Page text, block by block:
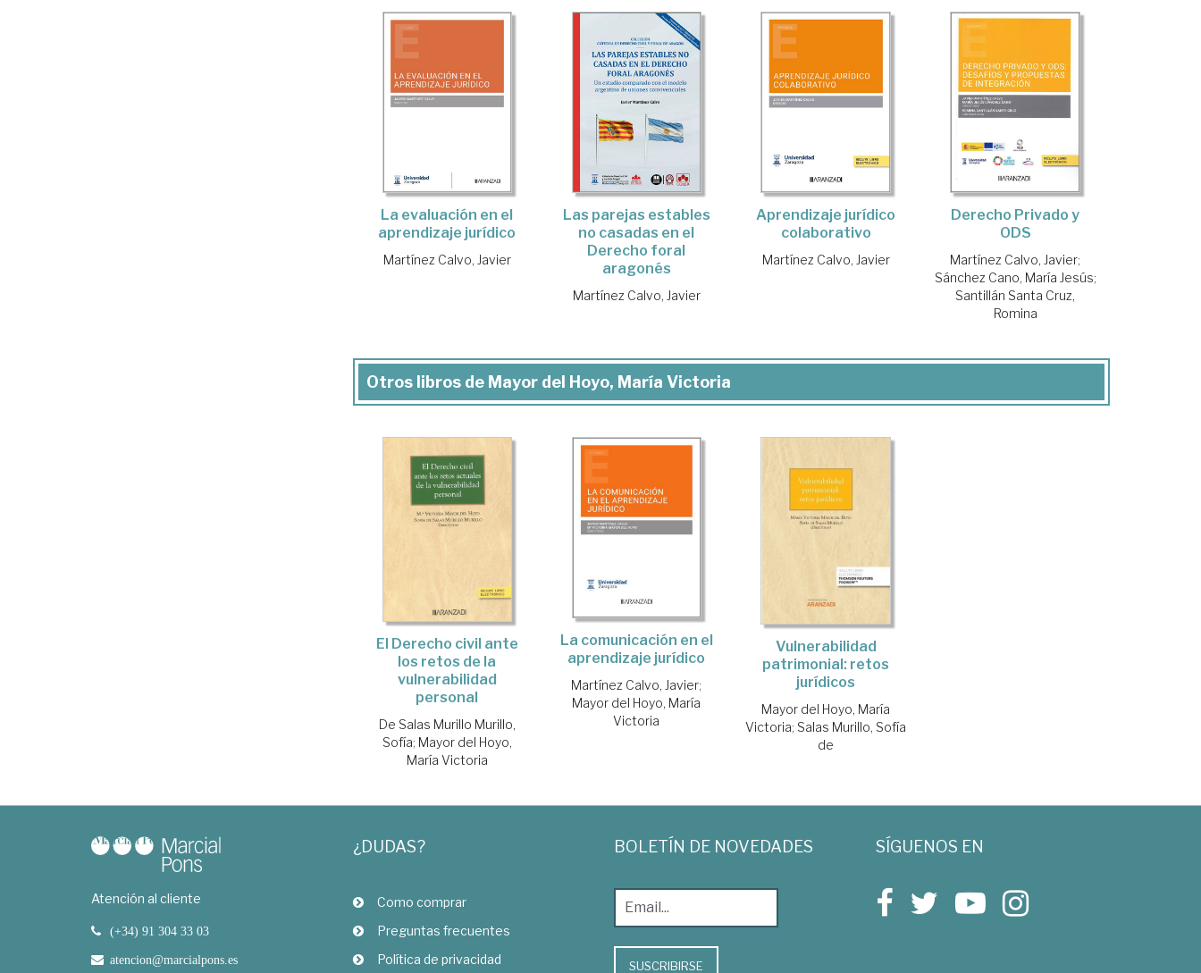
La evaluación en el
aprendizaje jurídico
Martínez Calvo, Javier
Las parejas estables
no casadas en el
Derecho foral
aragonés
Martínez Calvo, Javier
Aprendizaje jurídico
colaborativo
Martínez Calvo, Javier
Derecho Privado y
ODS
Martínez Calvo, Javier;
Sánchez Cano, María Jesús;
Santillán Santa Cruz,
Romina
Otros libros de Mayor del Hoyo, María Victoria
El Derecho civil ante
los retos de la
vulnerabilidad
personal
De Salas Murillo Murillo,
Sofía; Mayor del Hoyo,
María Victoria
La comunicación en el
aprendizaje jurídico
Martínez Calvo, Javier;
Mayor del Hoyo, María
Victoria
Vulnerabilidad
patrimonial: retos
jurídicos
Mayor del Hoyo, María
Victoria; Salas Murillo, Sofía
de
Atención al cliente
(+34) 91 304 33 03
atencion@marcialpons.es
¿DUDAS?
Como comprar
Preguntas frecuentes
Política de privacidad
BOLETÍN DE NOVEDADES
SUSCRIBIRSE
SÍGUENOS EN